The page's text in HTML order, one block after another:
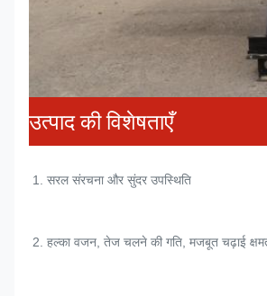
उत्पाद की विशेषताएँ
1. सरल संरचना और सुंदर उपस्थिति
2. हल्का वजन, तेज चलने की गति, मजबूत चढ़ाई